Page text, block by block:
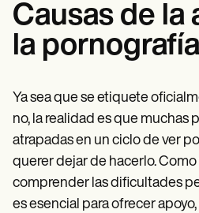
Causas de la
la pornografía
Ya sea que se etiquete
no, la realidad es que muchas
atrapadas en un ciclo de ver
querer dejar de hacerlo.
comprender las dificultades
es esencial para ofrecer